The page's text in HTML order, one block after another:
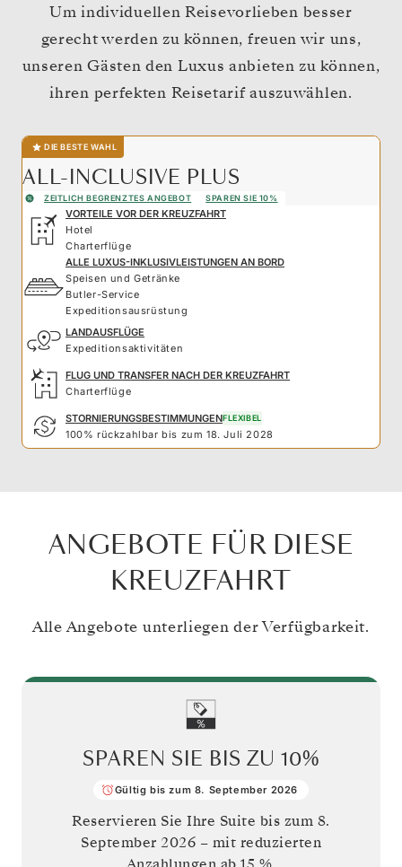
Um individuellen Reisevorlieben besser
gerecht werden zu können, freuen wir uns,
unseren Gästen den Luxus anbieten zu können,
ihren perfekten Reisetarif auszuwählen.
DIE BESTE WAHL
ALL-INCLUSIVE PLUS
ZEITLICH BEGRENZTES ANGEBOT SPAREN SIE 10%
VORTEILE VOR DER KREUZFAHRT
Hotel
Charterflüge
ALLE LUXUS-INKLUSIVLEISTUNGEN AN BORD
Speisen und Getränke
Butler-Service
Expeditionsausrüstung
LANDAUSFLÜGE
Expeditionsaktivitäten
FLUG UND TRANSFER NACH DER KREUZFAHRT
Charterflüge
STORNIERUNGSBESTIMMUNGENFLEXIBEL
100% rückzahlbar bis zum 18. Juli 2028
ANGEBOTE FÜR DIESE
KREUZFAHRT
Alle Angebote unterliegen der Verfügbarkeit.
SPAREN SIE BIS ZU 10%
Gültig bis zum 8. September 2026
Reservieren Sie Ihre Suite bis zum 8.
September 2026 – mit reduzierten